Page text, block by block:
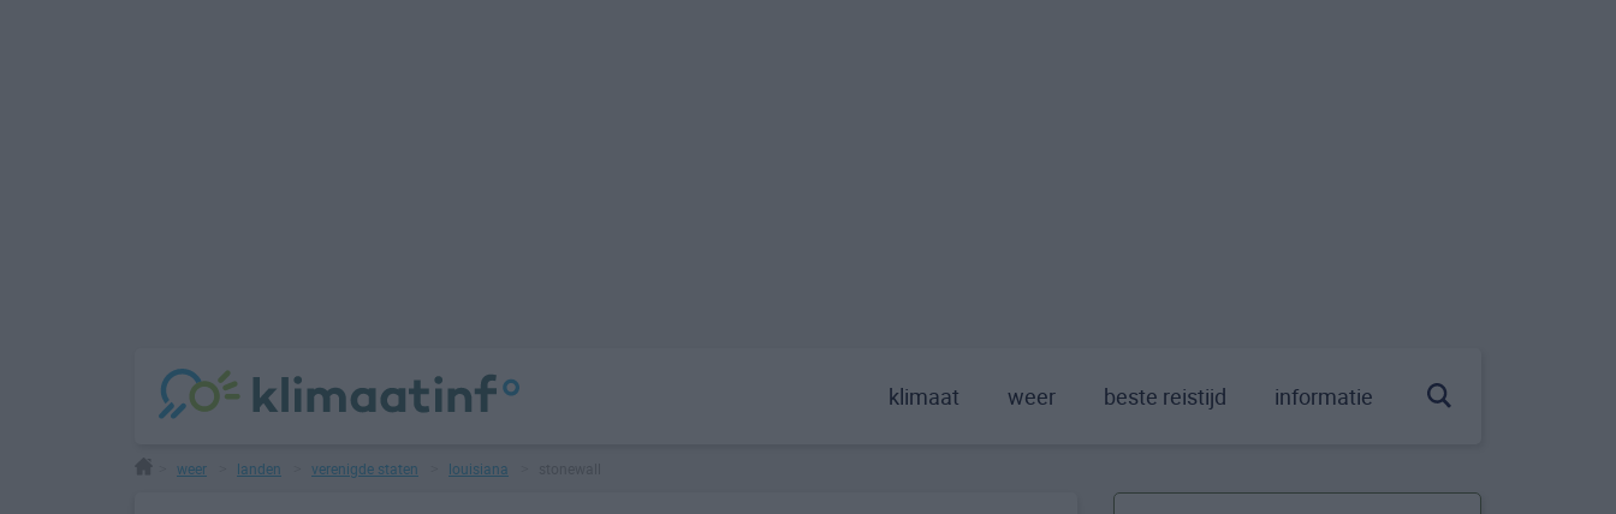
klimaat weer beste reistijd informatie
weer landen verenigde staten louisiana